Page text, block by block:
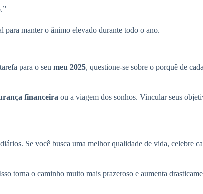
para manter o ânimo elevado durante todo o ano.
para o seu meu 2025, questione-se sobre o porquê de
financeira ou a viagem dos sonhos. Vincular seus
Se você busca uma melhor qualidade de vida, celebre
torna o caminho muito mais prazeroso e aumenta